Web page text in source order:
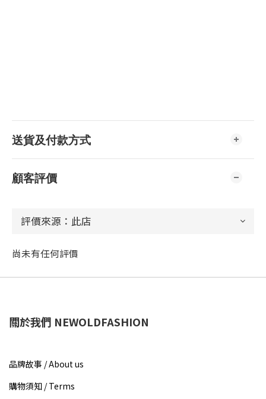
送貨及付款方式
顧客評價
尚未有任何評價
關於我們 NEWOLDFASHION
品牌故事 / About us​
購物須知 / Terms